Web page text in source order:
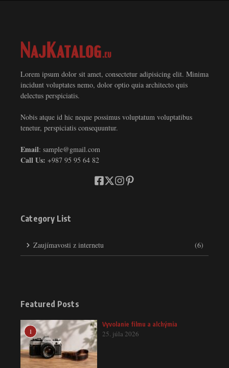
Lorem ipsum dolor sit amet, consectetur adipisicing elit. Minima
incidunt voluptates nemo, dolor optio quia architecto quis
delectus perspiciatis.
Nobis atque id hic neque possimus voluptatum voluptatibus
tenetur, perspiciatis consequuntur.
Email: sample@gmail.com
Call Us: +987 95 95 64 82
Category List
Zaujímavosti z internetu (6)
Featured Posts
1
Vyvolanie filmu a alchýmia
25. júla 2026